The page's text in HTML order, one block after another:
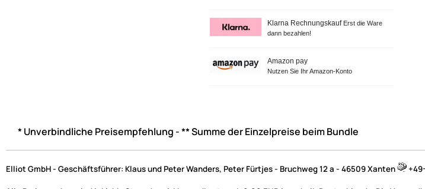
Klarna Rechnungskauf Erst die Ware
dann bezahlen!
Amazon pay
Nutzen Sie Ihr Amazon-Konto
* Unverbindliche Preisempfehlung - ** Summe der Einzelpreise beim Bundle
Elliot GmbH - Geschäftsführer: Klaus und Peter Wanders, Peter Fürtjes - Bruchweg 12 a - 46509 Xanten